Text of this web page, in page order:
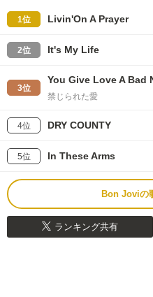
1位 Livin'On A Prayer
2位 It's My Life
3位
You Give Love A Bad
禁じられた愛
4位 DRY COUNTY
5位 In These Arms
Bon Joviの
ランキング共有